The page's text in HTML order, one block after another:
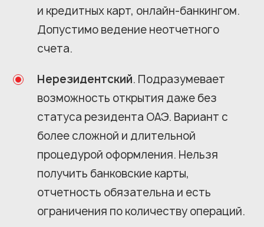
и кредитных карт, онлайн-банкингом.
Допустимо ведение неотчетного
счета.
Нерезидентский. Подразумевает
возможность открытия даже без
статуса резидента ОАЭ. Вариант с
более сложной и длительной
процедурой оформления. Нельзя
получить банковские карты,
отчетность обязательна и есть
ограничения по количеству операций.